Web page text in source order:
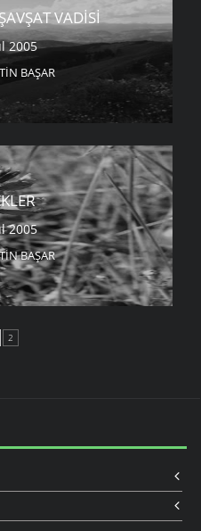
VADISI
2005
BAŞAR
2005
BAŞAR
2